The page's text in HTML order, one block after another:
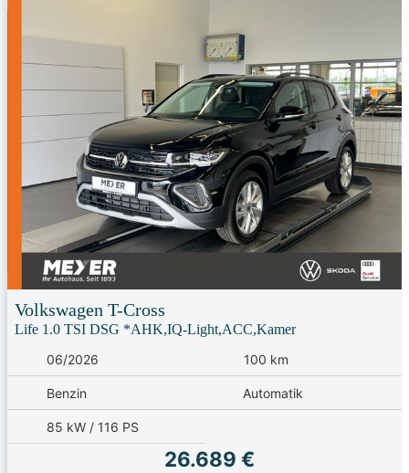
Volkswagen T-Cross
Life 1.0 TSI DSG *AHK,IQ-Light,ACC,Kamer
06/2026
100 km
Benzin Automatik
85 kW / 116 PS
26.689 €